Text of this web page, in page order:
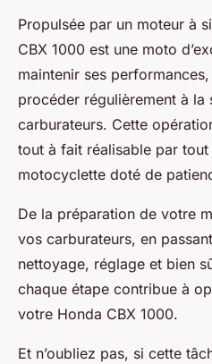
Propulsée par un moteur à
CBX 1000 est une moto
maintenir ses
procéder régulièrement à la
carburateurs. Cette
tout à fait réalisable par
motocyclette doté de
De la préparation de votre
vos carburateurs, en
nettoyage, réglage et bien
chaque étape contribue à
votre Honda CBX 1000.
Et n’oubliez pas, si cette